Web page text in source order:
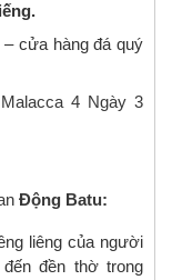
– cửa hàng đá quý
Động Batu:
liêng của người
đền thờ trong